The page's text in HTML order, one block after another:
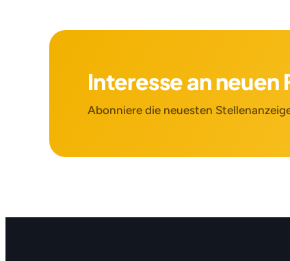
Interesse an neuen
Abonniere die neuesten